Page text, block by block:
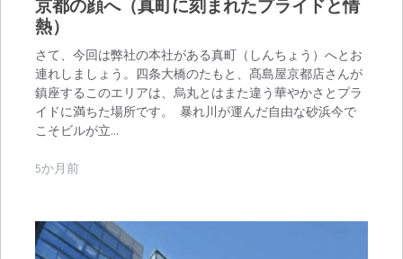
京都の顔へ（真町に刻まれたプライドと情
熱）
さて、今回は弊社の本社がある真町（しんちょう）へとお
連れしましょう。四条大橋のたもと、髙島屋京都店さんが
鎮座するこのエリアは、烏丸とはまた違う華やかさとプラ
イドに満ちた場所です。 暴れ川が運んだ自由な砂浜今で
こそビルが立…
5か月前